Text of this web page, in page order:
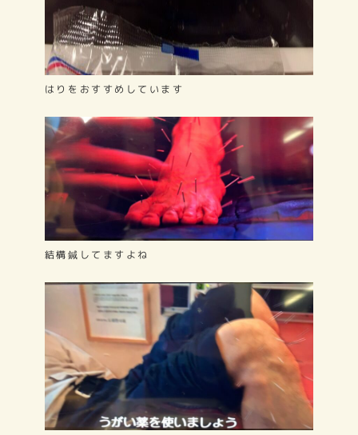
はりをおすすめしています
結構鍼してますよね